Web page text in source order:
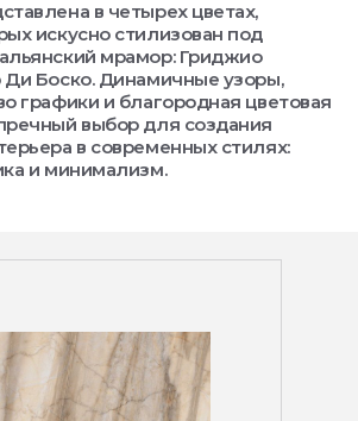
в четырех цветах,
искусно стилизован под
мрамор: Гриджио
Боско. Динамичные узоры,
графики и благородная цветовая
выбор для создания
в современных стилях:
и минимализм.